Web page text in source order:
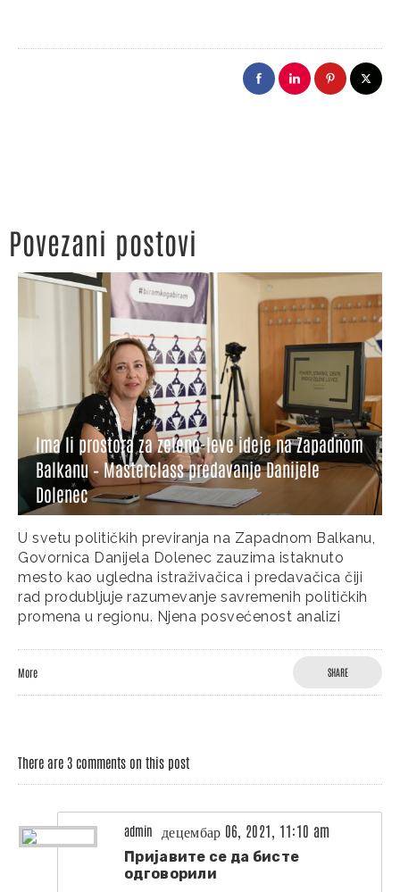
Povezani postovi
Ima li prostora za zeleno-leve ideje na Zapadnom
Balkanu – Masterclass predavanje Danijele
Dolenec
U svetu političkih previranja na Zapadnom Balkanu,
Govornica Danijela Dolenec zauzima istaknuto
mesto kao ugledna istraživačica i predavačica čiji
rad produbljuje razumevanje savremenih političkih
promena u regionu. Njena posvećenost analizi
More SHARE
There are 3 comments on this post
admin децембар 06, 2021, 11:10 am
Пријавите се да бисте
одговорили